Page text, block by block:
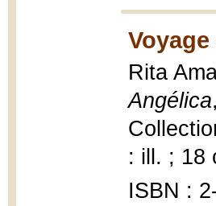
Rita
Angélica
: ill. ; 18
ISBN :